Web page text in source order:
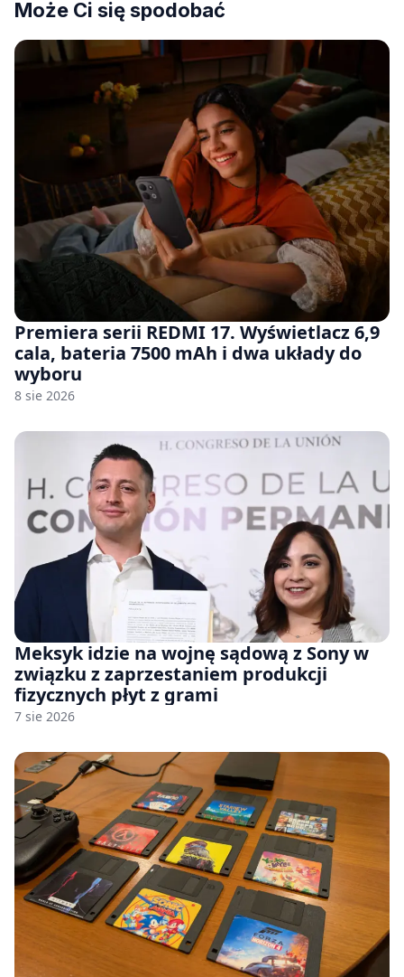
Może Ci się spodobać
Premiera serii REDMI 17. Wyświetlacz 6,9
cala, bateria 7500 mAh i dwa układy do
wyboru
8 sie 2026
Meksyk idzie na wojnę sądową z Sony w
związku z zaprzestaniem produkcji
fizycznych płyt z grami
7 sie 2026